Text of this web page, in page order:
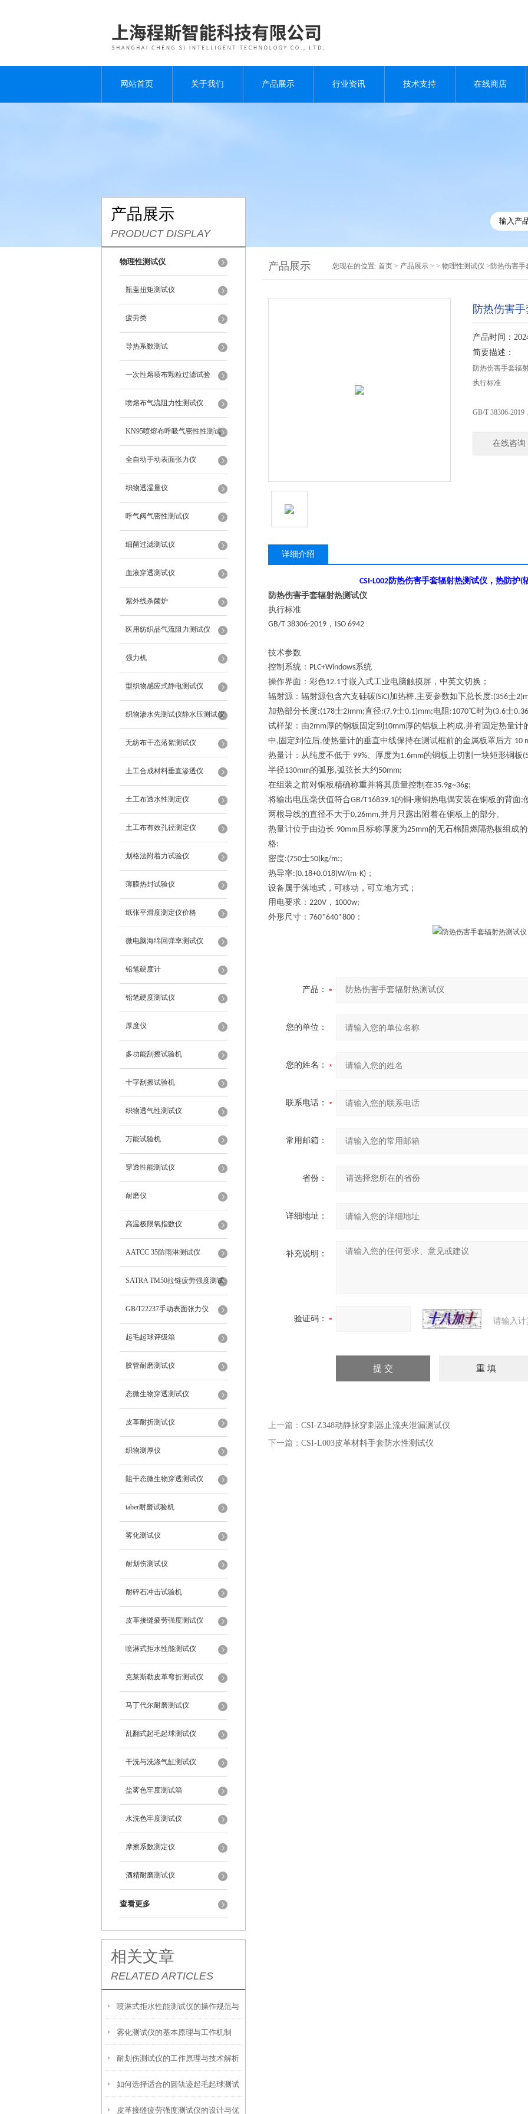
网站首页 关于我们 产品展示 行业资讯 技术支持 在线商店
产品展示
PRODUCT DISPLAY
物理性测试仪
瓶盖扭矩测试仪
疲劳类
导热系数测试
一次性熔喷布颗粒过滤试验
喷熔布气流阻力性测试仪
KN95喷熔布呼吸气密性性测试
仪
全自动手动表面张力仪
织物透湿量仪
呼气阀气密性测试仪
细菌过滤测试仪
血液穿透测试仪
紫外线杀菌炉
医用纺织品气流阻力测试仪
强力机
型织物感应式静电测试仪
织物渗水先测试仪静水压测试仪
无纺布干态落絮测试仪
土工合成材料垂直渗透仪
土工布透水性测定仪
土工布有效孔径测定仪
划格法附着力试验仪
薄膜热封试验仪
纸张平滑度测定仪价格
微电脑海绵回弹率测试仪
铅笔硬度计
铅笔硬度测试仪
厚度仪
多功能刮擦试验机
十字刮擦试验机
织物透气性测试仪
万能试验机
穿透性能测试仪
耐磨仪
高温极限氧指数仪
AATCC 35防雨淋测试仪
SATRA TM50拉链疲劳强度测试
仪
GB/T22237手动表面张力仪
起毛起球评级箱
胶管耐磨测试仪
态微生物穿透测试仪
皮革耐折测试仪
织物测厚仪
阻干态微生物穿透测试仪
taber耐磨试验机
雾化测试仪
耐划伤测试仪
耐碎石冲击试验机
皮革接缝疲劳强度测试仪
喷淋式拒水性能测试仪
克莱斯勒皮革弯折测试仪
马丁代尔耐磨测试仪
乱翻式起毛起球测试仪
干洗与洗涤气缸测试仪
盐雾色牢度测试箱
水洗色牢度测试仪
摩擦系数测定仪
酒精耐磨测试仪
查看更多
相关文章
RELATED ARTICLES
喷淋式拒水性能测试仪的操作规范与
应用指南
雾化测试仪的基本原理与工作机制
耐划伤测试仪的工作原理与技术解析
如何选择适合的圆轨迹起毛起球测试
仪？
皮革接缝疲劳强度测试仪的设计与优
产品展示 您现在的位置: 首页 > 产品展示 > > 物理性测试仪 >防热伤害手
防热伤害
产品时间：
简要描述：
防热伤害手套辐
执行标准
GB/T 38306-2019
在线咨询
详细介绍
CSI-L002防热伤害手套辐射热测试仪 ，热防护(
防热伤害手套辐射热测试仪
执行标准
GB/T 38306-2019 ， ISO 6942
技术参数
控制系统： PLC+Windows系统
操作界面：彩色12.1寸嵌入式工业电脑触摸屏，中英文切换；
辐射源：辐射源包含六支硅碳(SiC)加热棒,主要参数如下总长度:(356士
加热部分长度:(178士2)mm;直径:(7.9士0.1)mm;电阻 :1070℃时为(3.6士
试样架 ： 由2mm厚的钢板固定到 10mm厚的铝板上构成,并有固定热量计
中 , 固定到位后,使热量计的垂直中线保持在测试框前的金属板罩后方 10
热量计：从纯度不低于 99%、厚度为1.6mm的铜板上切割一块矩形铜板
半径130mm的弧形,弧弦长大约50mm;
在组装之前对铜板精确称重并将其质量控制在35.9g~36g;
将输出电压毫伏值符合GB/T16839.1的铜-康铜热电偶安装在铜板的背面;
两根导线的直径不大于0,26mm,并月只露出附着在铜板上的部分。
热量计位于由边长 90mm 且标称厚度为25mm的无石棉阻燃隔热板组成
格:
密度:(750士50)kg/m:;
热导率:(0.18+0.018)W/(m·K) ；
设备属于落地式，可移动，可立地方式；
用电要求： 220V ， 1000w;
外形尺寸： 760*640*800 ：
产品：
您的单位：
您的姓名：
联系电话：
常用邮箱：
省份：
详细地址：
补充说明：
验证码： 请输入
上一篇： CSI-Z348动静脉穿刺器止流夹泄漏测试仪
下一篇： CSI-L003皮革材料手套防水性测试仪